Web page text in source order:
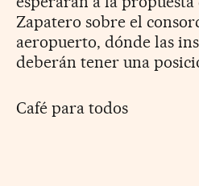
Zapatero sobre el
aeropuerto, dónde las
deberán tener una
Café para todos